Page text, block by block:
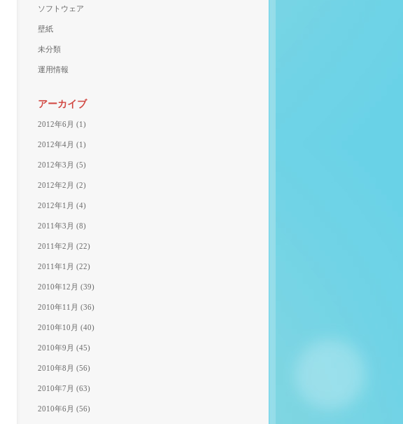
ソフトウェア
壁紙
未分類
運用情報
アーカイブ
2012年6月 (1)
2012年4月 (1)
2012年3月 (5)
2012年2月 (2)
2012年1月 (4)
2011年3月 (8)
2011年2月 (22)
2011年1月 (22)
2010年12月 (39)
2010年11月 (36)
2010年10月 (40)
2010年9月 (45)
2010年8月 (56)
2010年7月 (63)
2010年6月 (56)